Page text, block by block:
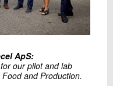
ApS:
our pilot and lab
and Production.